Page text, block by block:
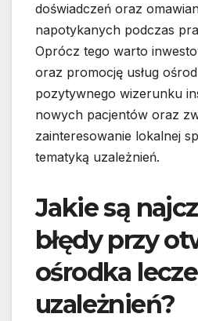
doświadczeń oraz
napotykanych podczas
Oprócz tego warto
oraz promocję usług
pozytywnego wizerunku
nowych pacjentów oraz
zainteresowanie lokalnej
tematyką uzależnień.
Jakie są
błędy przy
ośrodka
uzależnień?